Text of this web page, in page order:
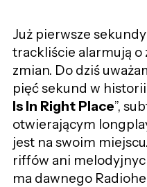
Już pierwsze
trackliście alarmują o
zmian. Do dziś
pięć sekund w
Is In Right Place”,
otwierającym
jest na swoim
riffów ani
ma dawnego